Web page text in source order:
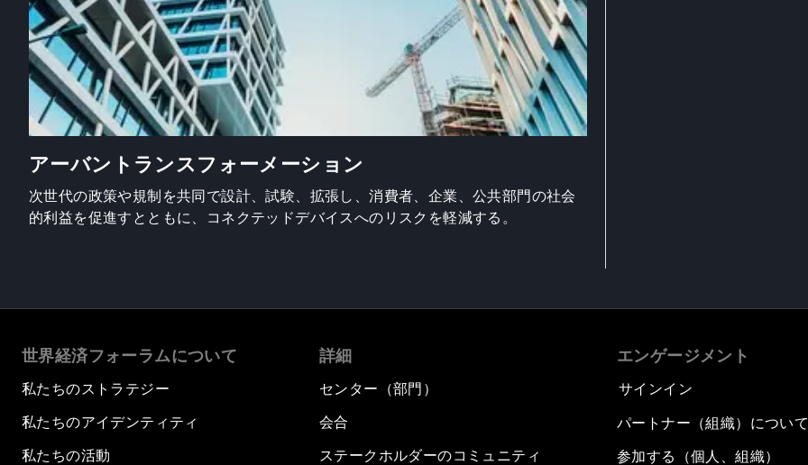
アーバントランスフォーメーション
次世代の政策や規制を共同で設計、試験、拡張し、消費者、企業、公共部門の社会
的利益を促進すとともに、コネクテッドデバイスへのリスクを軽減する。
世界経済フォーラムについて
私たちのストラテジー
私たちのアイデンティティ
私たちの活動
詳細
センター（部門）
会合
ステークホルダーのコミュニティ
エンゲージメント
サインイン
パートナー（組織）について
参加する（個人、組織）